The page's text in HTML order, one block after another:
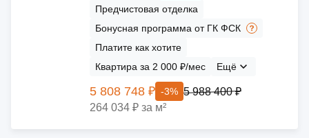
Предчистовая отделка
Бонусная программа от ГК ФСК
Платите как хотите
Квартира за 2 000 ₽/мес
Ещё
5 808 748 ₽ -3% 5 988 400 ₽
264 034 ₽ за м²